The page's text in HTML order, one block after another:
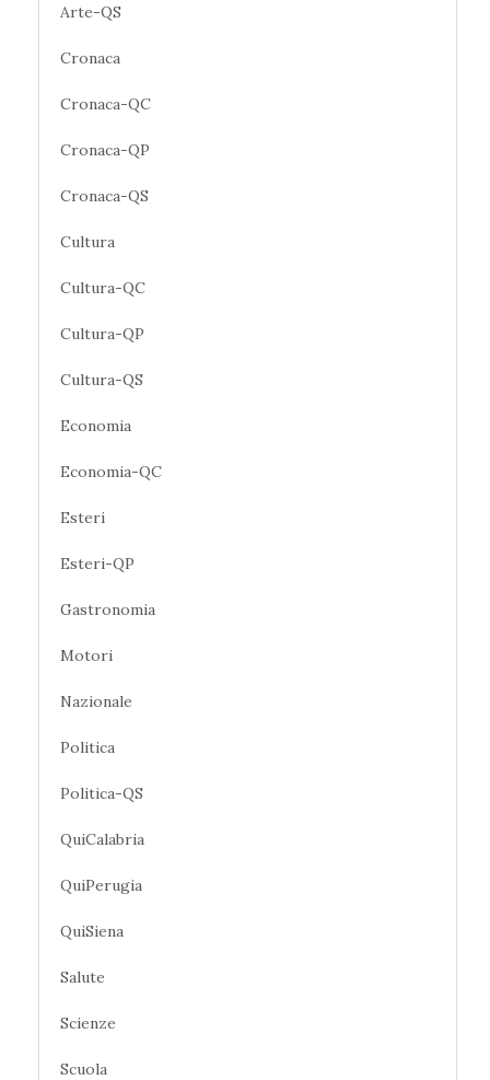
Arte-QS
Cronaca
Cronaca-QC
Cronaca-QP
Cronaca-QS
Cultura
Cultura-QC
Cultura-QP
Cultura-QS
Economia
Economia-QC
Esteri
Esteri-QP
Gastronomia
Motori
Nazionale
Politica
Politica-QS
QuiCalabria
QuiPerugia
QuiSiena
Salute
Scienze
Scuola